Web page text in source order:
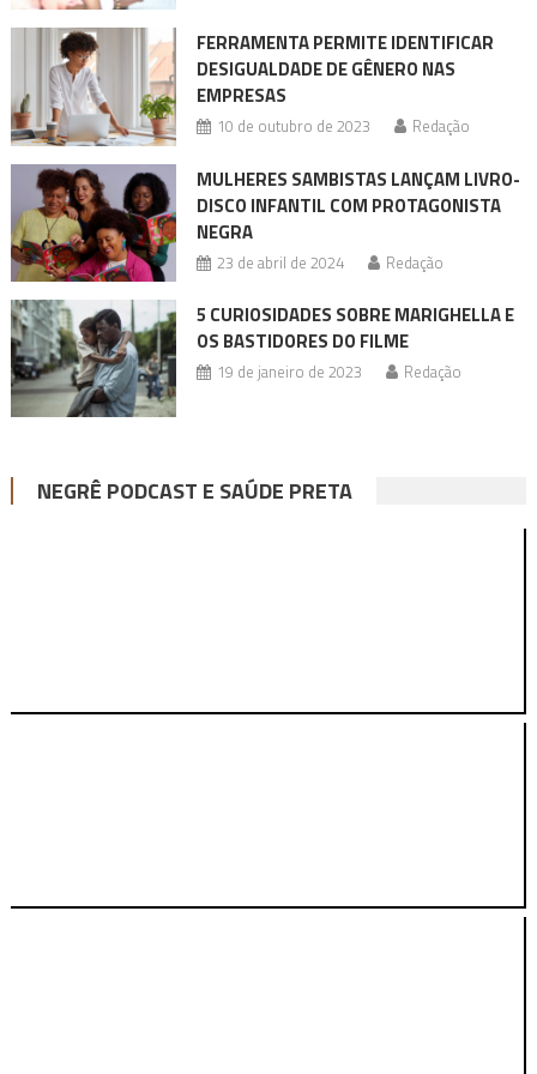
FERRAMENTA PERMITE IDENTIFICAR
DESIGUALDADE DE GÊNERO NAS
EMPRESAS
10 de outubro de 2023 Redação
MULHERES SAMBISTAS LANÇAM LIVRO-
DISCO INFANTIL COM PROTAGONISTA
NEGRA
23 de abril de 2024 Redação
5 CURIOSIDADES SOBRE MARIGHELLA E
OS BASTIDORES DO FILME
19 de janeiro de 2023 Redação
NEGRÊ PODCAST E SAÚDE PRETA